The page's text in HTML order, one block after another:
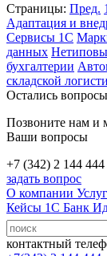
Страницы: Пред. 1
Адаптация и
Сервисы 1С
данных
бухгалтерии
складской
Остались
Позвоните нам и
Ваши вопросы
+7 (342) 2 144 444
задать вопрос
О компании
Кейсы 1С Банк
контактный